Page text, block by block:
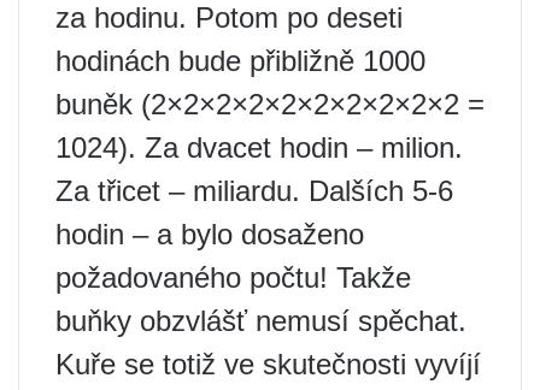
za hodinu. Potom po deseti
hodinách bude přibližně 1000
buněk (2×2×2×2×2×2×2×2×2×2 =
1024). Za dvacet hodin – milion.
Za třicet – miliardu. Dalších 5-6
hodin – a bylo dosaženo
požadovaného počtu! Takže
buňky obzvlášť nemusí spěchat.
Kuře se totiž ve skutečnosti vyvíjí